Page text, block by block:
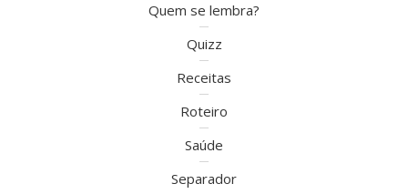
Quem se lembra?
Quizz
Receitas
Roteiro
Saúde
Separador